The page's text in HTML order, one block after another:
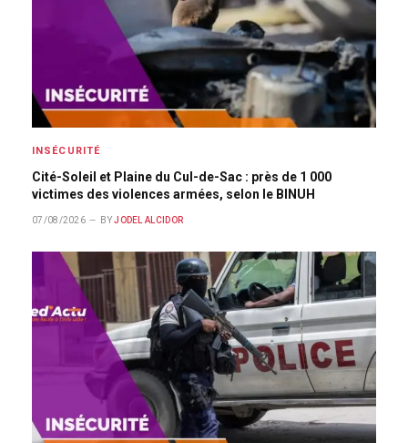
INSÉCURITÉ
Cité-Soleil et Plaine du Cul-de-Sac : près de 1 000
victimes des violences armées, selon le BINUH
07/08/2026 BY JODEL ALCIDOR